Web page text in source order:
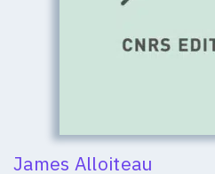
James Alloiteau